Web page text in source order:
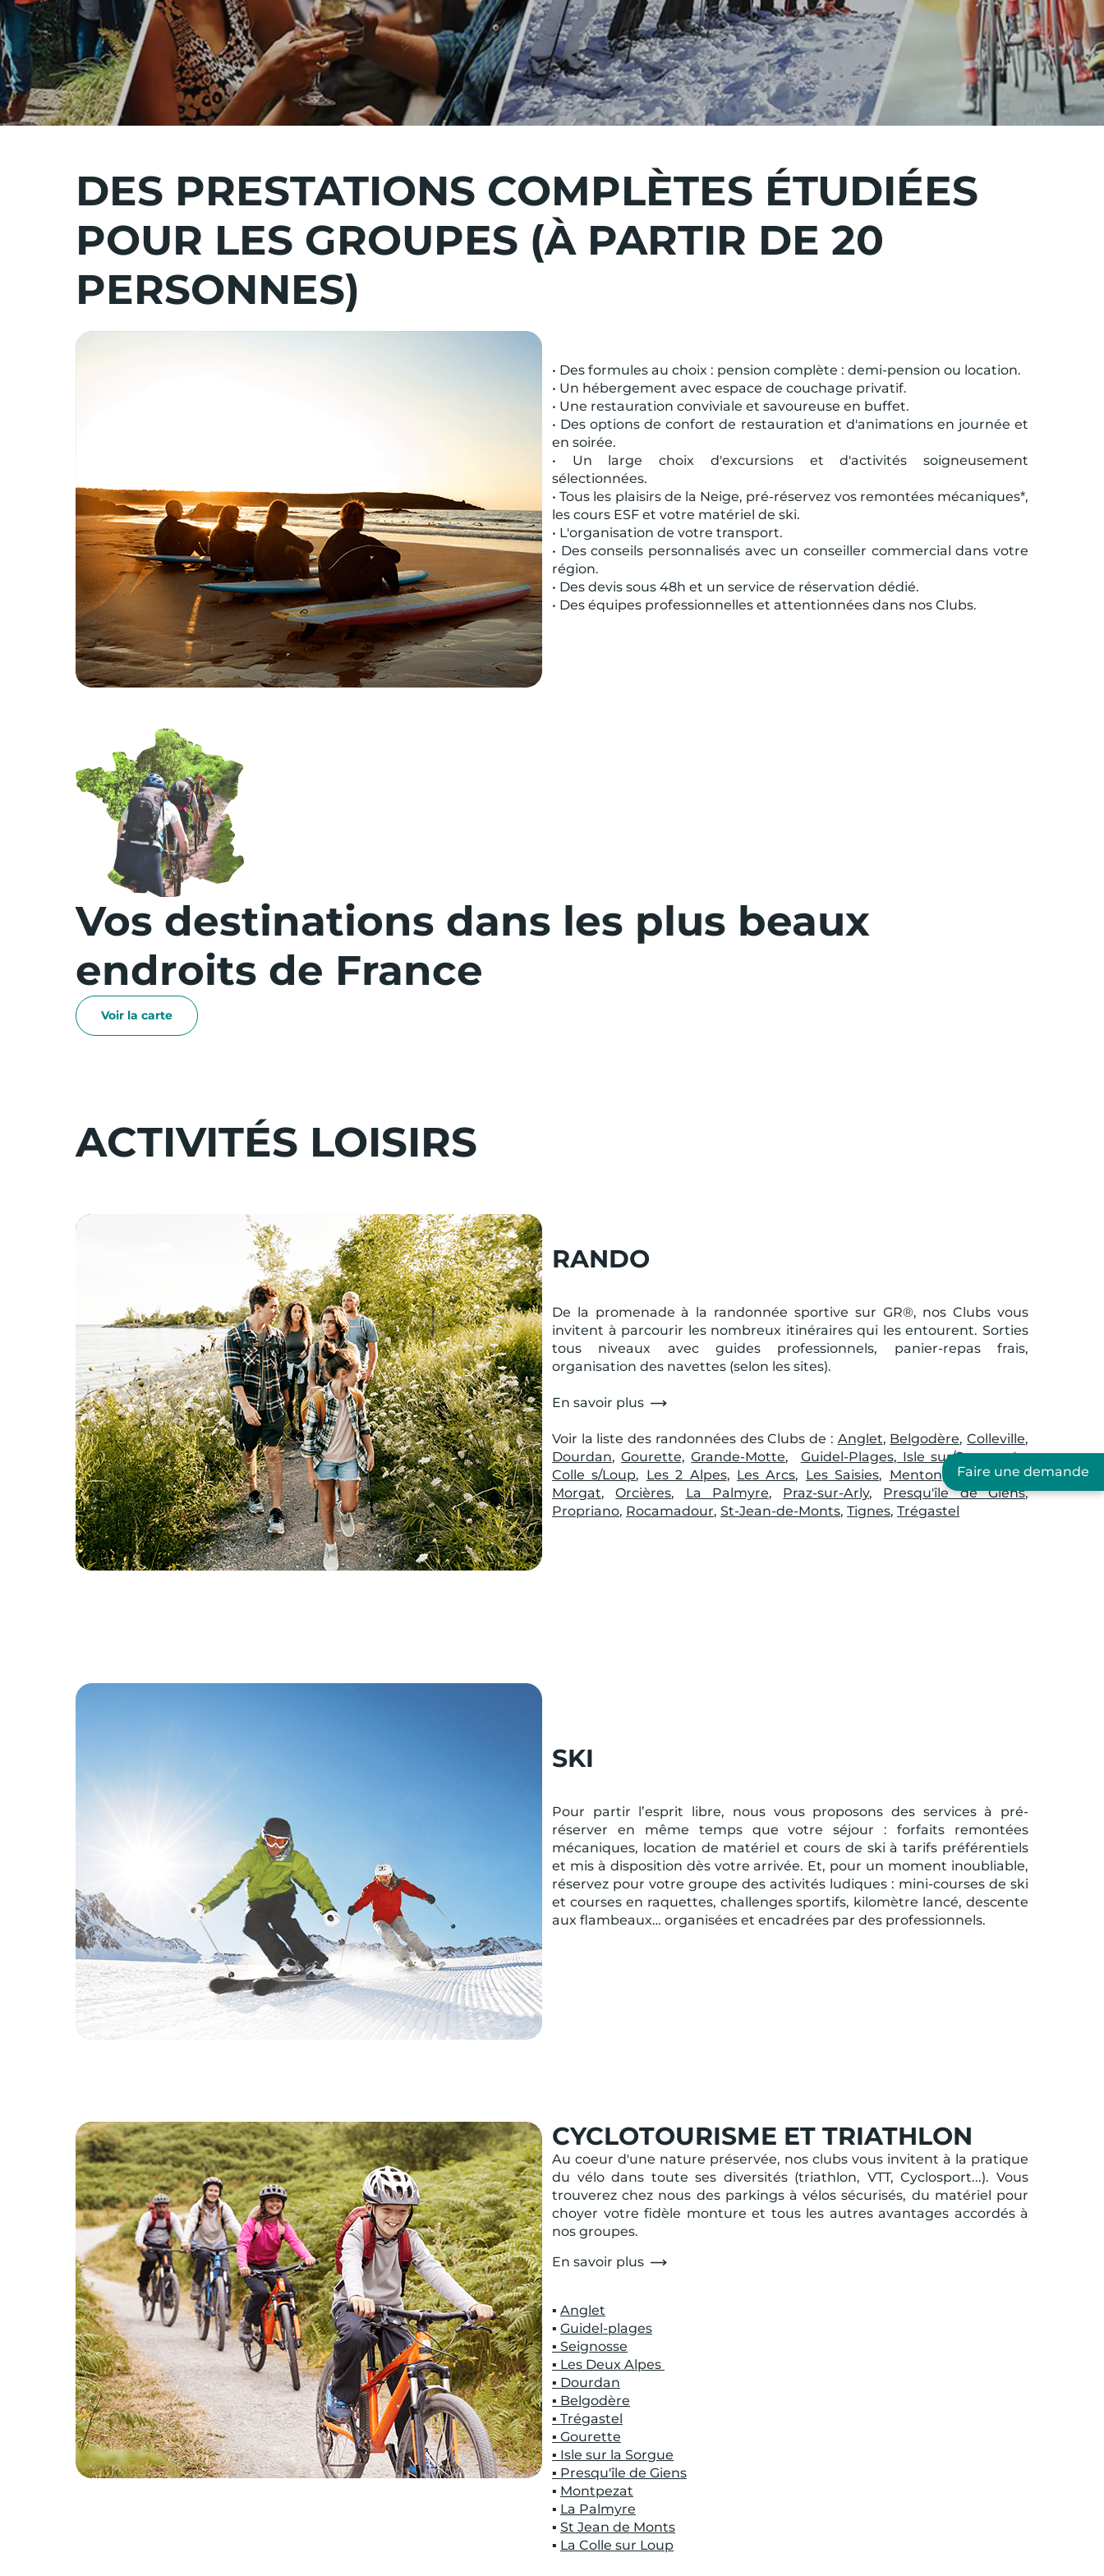
Faire une demande
DES PRESTATIONS COMPLÈTES ÉTUDIÉES
POUR LES GROUPES (À PARTIR DE 20
PERSONNES)
• Des formules au choix : pension complète : demi-pension ou location.
• Un hébergement avec espace de couchage privatif.
• Une restauration conviviale et savoureuse en buffet.
• Des options de confort de restauration et d'animations en journée et
en soirée.
• Un large choix d'excursions et d'activités soigneusement
sélectionnées.
• Tous les plaisirs de la Neige, pré-réservez vos remontées mécaniques*,
les cours ESF et votre matériel de ski.
• L'organisation de votre transport.
• Des conseils personnalisés avec un conseiller commercial dans votre
région.
• Des devis sous 48h et un service de réservation dédié.
• Des équipes professionnelles et attentionnées dans nos Clubs.
Vos destinations dans les plus beaux
endroits de France
Voir la carte
ACTIVITÉS LOISIRS
RANDO
De la promenade à la randonnée sportive sur GR®, nos Clubs vous
invitent à parcourir les nombreux itinéraires qui les entourent. Sorties
tous niveaux avec guides professionnels, panier-repas frais,
organisation des navettes (selon les sites).
En savoir plus
Voir la liste des randonnées des Clubs de : Anglet, Belgodère,Colleville,
Dourdan,Gourette, Grande-Motte, Guidel-Plages, Isle sur/Sorgue,La
Colle s/Loup, Les 2 Alpes, Les Arcs, Les Saisies, Menton, Montpezat,
Morgat,Orcières, La Palmyre, Praz-sur-Arly, Presqu'île de Giens,
Propriano, Rocamadour, St-Jean-de-Monts, Tignes, Trégastel
SKI
Pour partir l’esprit libre, nous vous proposons des services à pré-
réserver en même temps que votre séjour : forfaits remontées
mécaniques, location de matériel et cours de ski à tarifs préférentiels
et mis à disposition dès votre arrivée. Et, pour un moment inoubliable,
réservez pour votre groupe des activités ludiques : mini-courses de ski
et courses en raquettes, challenges sportifs, kilomètre lancé, descente
aux flambeaux… organisées et encadrées par des professionnels.
CYCLOTOURISME ET TRIATHLON
Au coeur d'une nature préservée, nos clubs vous invitent à la pratique
du vélo dans toute ses diversités (triathlon, VTT, Cyclosport...). Vous
trouverez chez nous des parkings à vélos sécurisés, du matériel pour
choyer votre fidèle monture et tous les autres avantages accordés à
nos groupes.
En savoir plus
▪ Anglet
▪ Guidel-plages
▪ Seignosse
▪ Les Deux Alpes
▪ Dourdan
▪ Belgodère
▪ Trégastel
▪ Gourette
▪ Isle sur la Sorgue
▪ Presqu'île de Giens
▪ Montpezat
▪ La Palmyre
▪ St Jean de Monts
▪ La Colle sur Loup